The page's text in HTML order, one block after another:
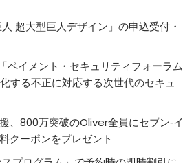
超大型巨人デザイン」の申込受付・
ペイメント・セキュリティフォーラム
する不正に対応する次世代のセキュ
、800万突破のOliver全員にセブン‐イ
クーポンをプレゼント